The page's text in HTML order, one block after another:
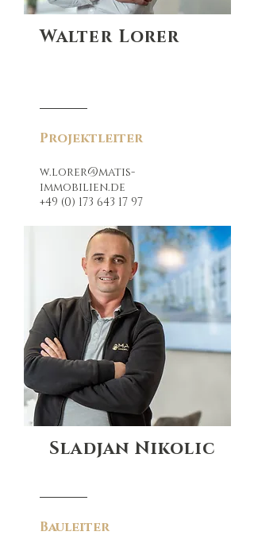
Walter Lorer
Projektleiter
w.lorer@matis-
immobilien.de
+49 (0) 173 643 17 97
Sladjan Nikolic
Bauleiter